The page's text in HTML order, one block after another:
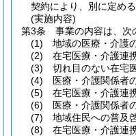
契約により、別に定める
(実施内容)
第3条
事業の内容は、次
(1)
地域の医療・介護
(2)
在宅医療・介護連
(3)
切れ目のない在宅
(4)
医療・介護関係者
(5)
在宅医療・介護連
(6)
医療・介護関係者
(7)
地域住民への普及
(8)
在宅医療・介護連